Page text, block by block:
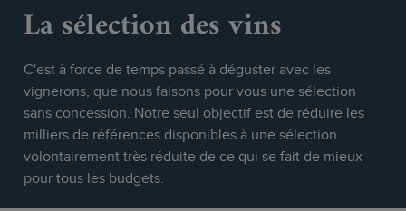
La sélection des vins
C'est à force de temps passé à déguster avec les
vignerons, que nous faisons pour vous une sélection
sans concession. Notre seul objectif est de réduire les
milliers de références disponibles à une sélection
volontairement très réduite de ce qui se fait de mieux
pour tous les budgets.